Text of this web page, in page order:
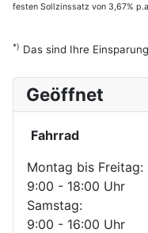
festen Sollzinssatz von 3,67%
*) Das sind Ihre
Geöffnet
Fahrrad
Montag bis Freitag:
9:00 - 18:00 Uhr
Samstag:
9:00 - 16:00 Uhr